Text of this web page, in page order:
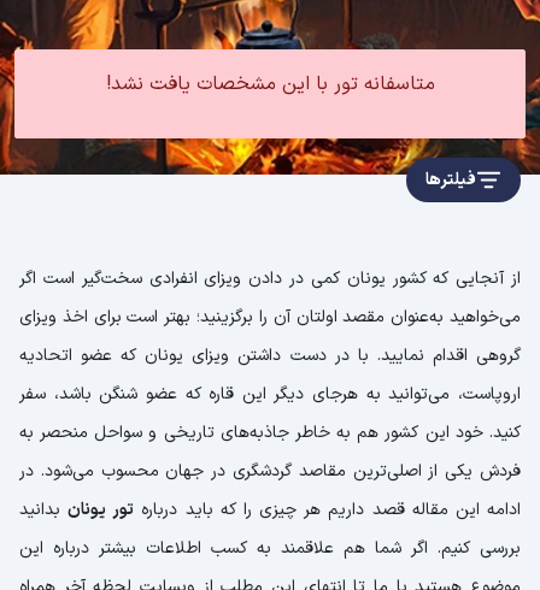
متاسفانه تور با این مشخصات یافت نشد!
فیلترها
از آنجایی که کشور یونان کمی در دادن ویزای انفرادی سخت‌گیر است اگر
می‌خواهید به‌عنوان مقصد اولتان آن را برگزینید؛ بهتر است برای اخذ ویزای
گروهی اقدام نمایید. با در دست داشتن ویزای یونان که عضو اتحادیه
اروپاست، می‌توانید به هرجای دیگر این قاره که عضو شنگن باشد، سفر
کنید. خود این کشور هم به خاطر جاذبه‌های تاریخی و سواحل منحصر به
فردش یکی از اصلی‌ترین مقاصد گردشگری در جهان محسوب می‌شود. در
ادامه این مقاله قصد داریم هر چیزی را که باید درباره تور یونانبدانید
بررسی کنیم. اگر شما هم علاقمند به کسب اطلاعات بیشتر درباره این